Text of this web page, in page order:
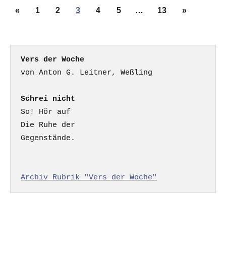
Seitennummerierung
«Vorherige
1 2 3 4 5 … 13
Nächste
»
Vers der Woche
Schrei nicht
So! Hör auf
Die Ruhe der
Gegenstände.
Archiv Rubrik "Vers der Woche"